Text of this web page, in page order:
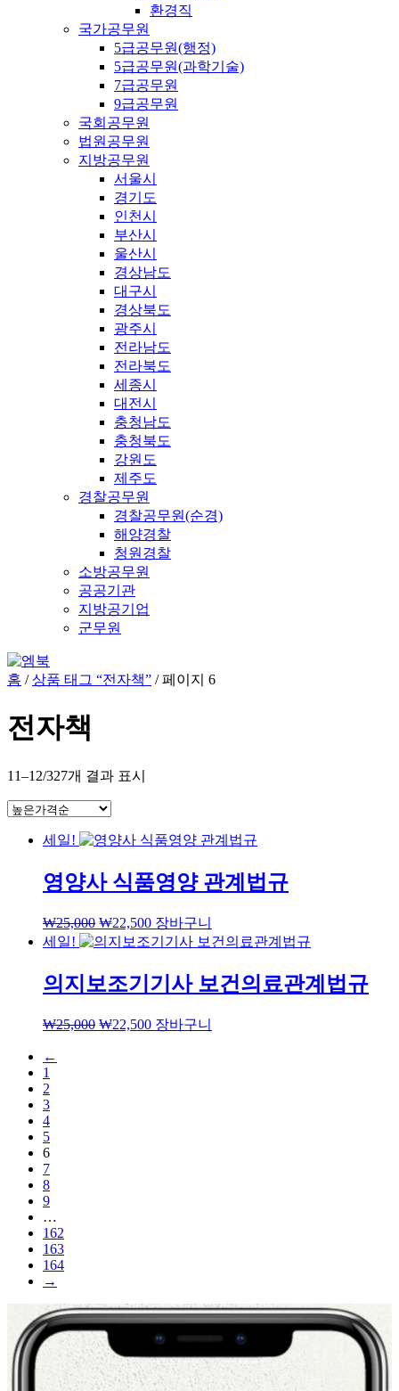
환경직
국가공무원
5급공무원(행정)
5급공무원(과학기술)
7급공무원
9급공무원
국회공무원
법원공무원
지방공무원
서울시
경기도
인천시
부산시
울산시
경상남도
대구시
경상북도
광주시
전라남도
전라북도
세종시
대전시
충청남도
충청북도
강원도
제주도
경찰공무원
경찰공무원(순경)
해양경찰
청원경찰
소방공무원
공공기관
지방공기업
군무원
홈 /상품 태그 “전자책” / 페이지 6
전자책
11–12/327개 결과 표시
세일!
영양사 식품영양 관계법규
₩25,000 ₩22,500 장바구니
세일!
의지보조기기사 보건의료관계법규
₩25,000 ₩22,500 장바구니
←
1
2
3
4
5
6
7
8
9
…
162
163
164
→